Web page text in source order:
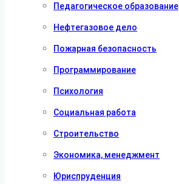
Педагогическое образование
Нефтегазовое дело
Пожарная безопасность
Программирование
Психология
Социальная работа
Строительство
Экономика, менеджмент
Юриспруденция